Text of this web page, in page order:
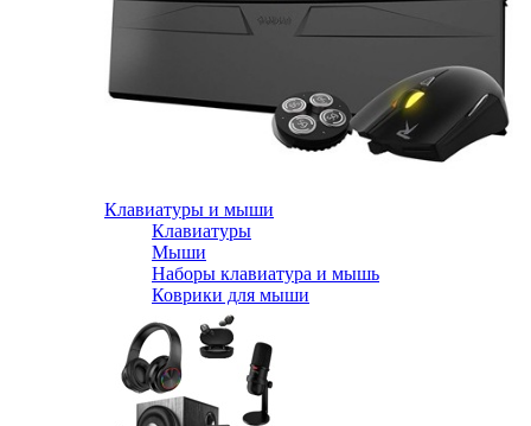
Клавиатуры и мыши
Клавиатуры
Мыши
Наборы клавиатура и мышь
Коврики для мыши